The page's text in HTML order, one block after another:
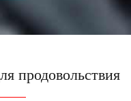
продовольствия